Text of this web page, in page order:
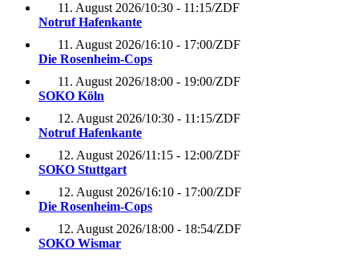
11. August 2026/10:30 - 11:15/ZDF
Notruf Hafenkante
11. August 2026/16:10 - 17:00/ZDF
Die Rosenheim-Cops
11. August 2026/18:00 - 19:00/ZDF
SOKO Köln
12. August 2026/10:30 - 11:15/ZDF
Notruf Hafenkante
12. August 2026/11:15 - 12:00/ZDF
SOKO Stuttgart
12. August 2026/16:10 - 17:00/ZDF
Die Rosenheim-Cops
12. August 2026/18:00 - 18:54/ZDF
SOKO Wismar